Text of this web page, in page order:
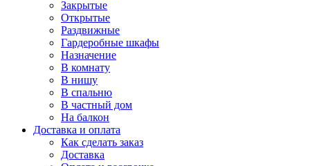
Закрытые
Открытые
Раздвижные
Гардеробные шкафы
Назначение
В комнату
В нишу
В спальню
В частный дом
На балкон
Доставка и оплата
Как сделать заказ
Доставка